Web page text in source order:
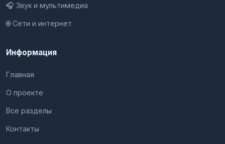
🎧 Звук и мультимедиа
🌐 Сети и интернет
Информация
Главная
О проекте
Все разделы
Контакты